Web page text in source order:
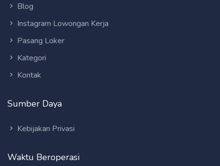
Blog
Instagram Lowongan Kerja
Pasang Loker
Kategori
Kontak
Sumber Daya
Kebijakan Privasi
Waktu Beroperasi